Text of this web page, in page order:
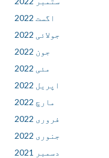
اگست 2022
جولائی 2022
جون 2022
مئی 2022
اپریل 2022
مارچ 2022
فروری 2022
جنوری 2022
دسمبر 2021